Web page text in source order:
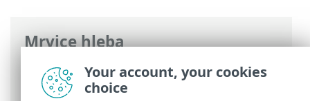
Mrvice hleba
ESET pomoć na mreži>ESET VPN>ESET
VPN> Instalacija
Your account, your cookies
choice